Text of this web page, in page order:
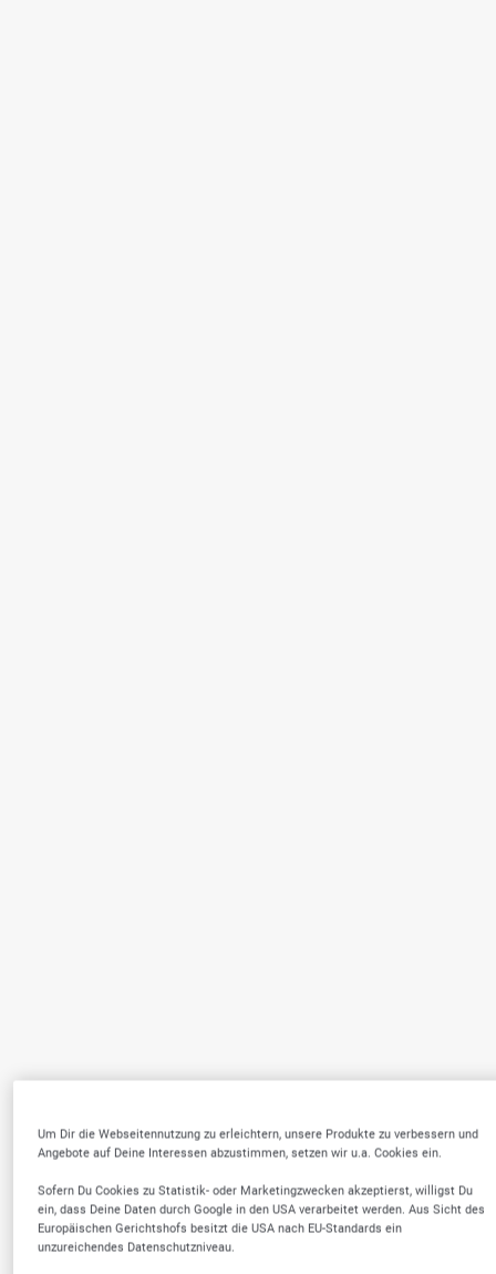
Um Dir die Webseitennutzung zu erleichtern, unsere Produkte zu verbessern und
Angebote auf Deine Interessen abzustimmen, setzen wir u.a. Cookies ein.
Sofern Du Cookies zu Statistik- oder Marketingzwecken akzeptierst, willigst Du
ein, dass Deine Daten durch Google in den USA verarbeitet werden. Aus Sicht des
Europäischen Gerichtshofs besitzt die USA nach EU-Standards ein
unzureichendes Datenschutzniveau.